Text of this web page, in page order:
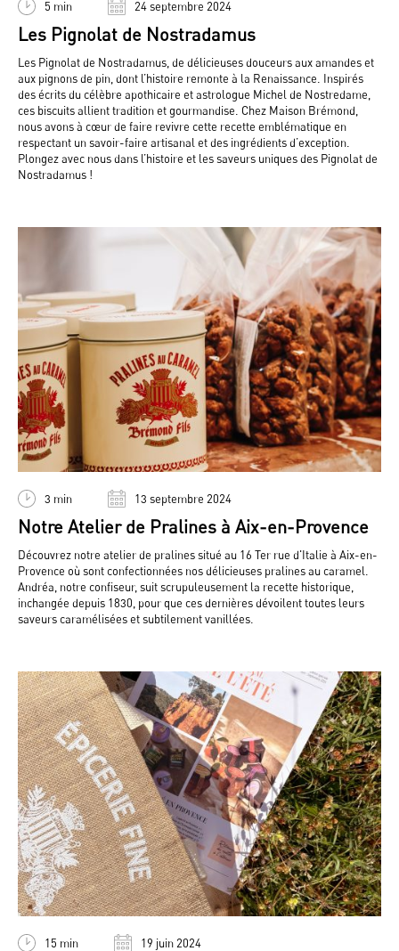
5 min 24 septembre 2024
Les Pignolat de Nostradamus
Les Pignolat de Nostradamus, de délicieuses douceurs aux amandes et
aux pignons de pin, dont l’histoire remonte à la Renaissance. Inspirés
des écrits du célèbre apothicaire et astrologue Michel de Nostredame,
ces biscuits allient tradition et gourmandise. Chez Maison Brémond,
nous avons à cœur de faire revivre cette recette emblématique en
respectant un savoir-faire artisanal et des ingrédients d’exception.
Plongez avec nous dans l’histoire et les saveurs uniques des Pignolat de
Nostradamus !
3 min 13 septembre 2024
Notre Atelier de Pralines à Aix-en-Provence
Découvrez notre atelier de pralines situé au 16 Ter rue d'Italie à Aix-en-
Provence où sont confectionnées nos délicieuses pralines au caramel.
Andréa, notre confiseur, suit scrupuleusement la recette historique,
inchangée depuis 1830, pour que ces dernières dévoilent toutes leurs
saveurs caramélisées et subtilement vanillées.
15 min 19 juin 2024